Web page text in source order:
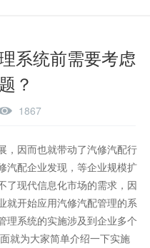
系统前需要考虑
？
1867
，因而也就带动了汽修汽配行
汽配企业发现，等企业规模扩
了现代信息化市场的需求，因
就开始应用汽修汽配管理的系
理系统的实施涉及到企业多个
就为大家简单介绍一下实施